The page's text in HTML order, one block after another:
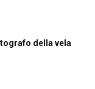
della vela